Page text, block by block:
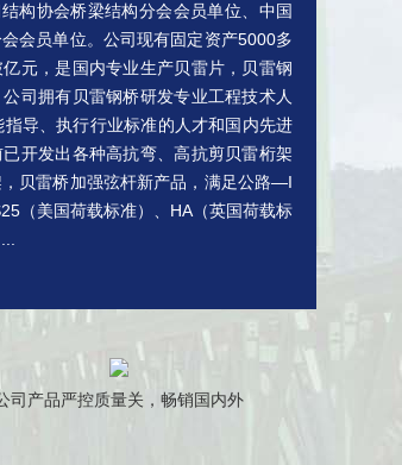
协会桥梁结构分会会员单位、中国
会员单位。公司现有固定资产5000多
元，是国内专业生产贝雷片，贝雷钢
司拥有贝雷钢桥研发专业工程技术人
指导、执行行业标准的人才和国内先进
开发出各种高抗弯、高抗剪贝雷桁架
贝雷桥加强弦杆新产品，满足公路—I
（美国荷载标准）、HA（英国荷载标
司产品严控质量关，畅销国内外